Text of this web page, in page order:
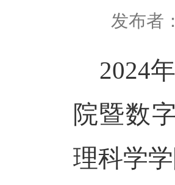
发布者
2024年
院暨数
理科学